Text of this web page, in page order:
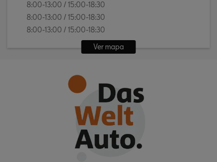
8:00-13:00 / 15:00-18:30
8:00-13:00 / 15:00-18:30
8:00-13:00 / 15:00-18:30
Ver mapa